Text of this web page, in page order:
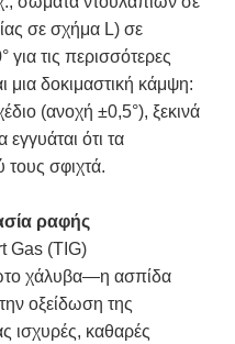
σε σχήμα L) σε
τις περισσότερες
μια δοκιμαστική κάμψη:
(ανοχή ±0,5°), ξεκινά
ότι τα
τους σφιχτά.
ραφής
Gas (TIG)
χάλυβα—η ασπίδα
οξείδωση της
ισχυρές, καθαρές